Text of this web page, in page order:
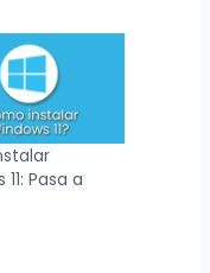
Pasa a